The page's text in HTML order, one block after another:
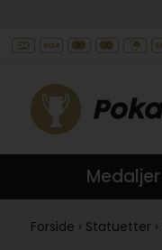
Medaljer
Forside › Statuetter ›